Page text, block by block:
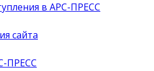
в АРС-ПРЕСС
сайта
ПРЕСС